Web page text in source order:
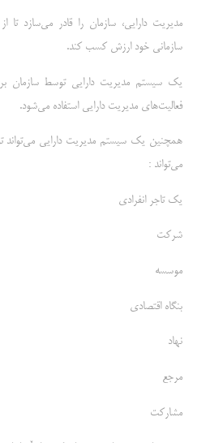
مدیریت دارایی، سازمان را قادر می‌سازد تا
سازمانی خود ارزش کسب کند.
یک سیستم مدیریت دارایی توسط سازمان
فعالیت‌های مدیریت دارایی استفاده می‌شود.
همچنین یک سیستم مدیریت دارایی می‌تواند
می‌تواند :
یک تاجر انفرادی
شرکت
موسسه
بنگاه اقتصادی
نهاد
مرجع
مشارکت